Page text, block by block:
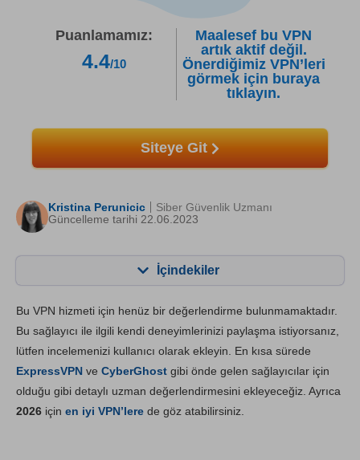
Puanlamamız:
4.4/10
Maalesef bu VPN
artık aktif değil.
Önerdiğimiz VPN’leri
görmek için buraya
tıklayın.
Siteye Git
Kristina Perunicic
Güncelleme tarihi 22.06.2023
Siber Güvenlik Uzmanı
İçindekiler
Önemli Özellikler 8.2
Kurulum ve Uygulamalar 8.8
Güvenilirlik & Destek 8.6
Bu VPN hizmeti için henüz bir değerlendirme bulunmamaktadır.
Bu sağlayıcı ile ilgili kendi deneyimlerinizi paylaşma istiyorsanız,
lütfen incelemenizi kullanıcı olarak ekleyin. En kısa sürede
ExpressVPN ve CyberGhost gibi önde gelen sağlayıcılar için
olduğu gibi detaylı uzman değerlendirmesini ekleyeceğiz. Ayrıca
2026 için en iyi VPN’lere de göz atabilirsiniz.